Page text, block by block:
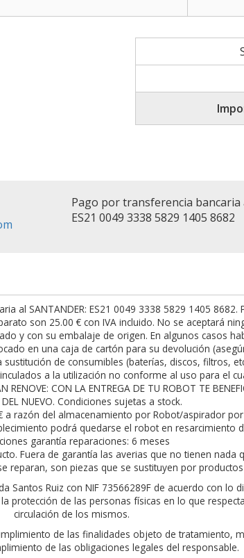
Pago por transferencia bancaria
ES21 0049 3338 5829 1405 8682
al SANTANDER: ES21 0049 3338 5829 1405
son 25.00 € con IVA incluido. No se aceptará
y con su embalaje de origen. En algunos casos
en una caja de cartón para su devolución
de consumibles (baterías, discos, filtros,
a la utilización no conforme al uso para el
CON LA ENTREGA DE TU ROBOT TE
DEL NUEVO. Condiciones sujetas a stock.
razón del almacenamiento por Robot/aspirador
podrá quedarse el robot en resarcimiento
garantía reparaciones: 6 meses
Fuera de garantía las averias que no tienen nada
reparan, son piezas que se sustituyen por
Ruiz con NIF 73566289F de acuerdo con lo
protección de las personas físicas en lo que
circulación de los mismos.
de las finalidades objeto de tratamiento,
de las obligaciones legales del responsable.